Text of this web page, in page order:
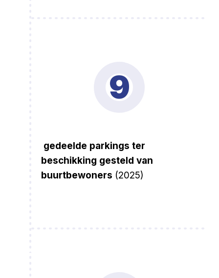
9
gedeelde parkings ter
beschikking gesteld van
buurtbewoners (2025)